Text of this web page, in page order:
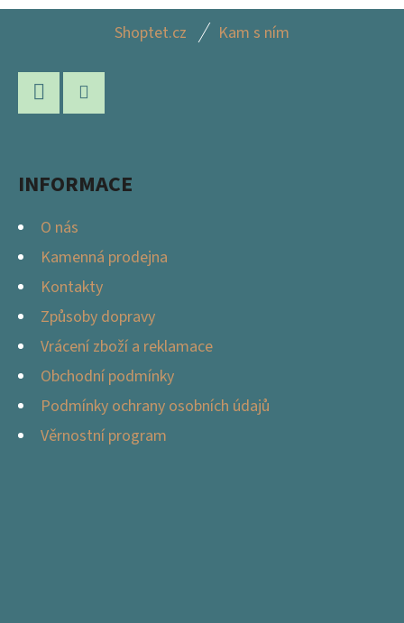
Shoptet.cz Kam s ním
INFORMACE
O nás
Kamenná prodejna
Kontakty
Způsoby dopravy
Vrácení zboží a reklamace
Obchodní podmínky
Podmínky ochrany osobních údajů
Věrnostní program